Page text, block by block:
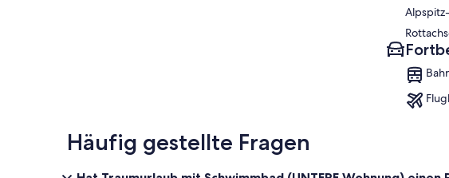
Häufig gestellte Fragen